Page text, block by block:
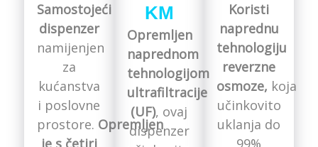
Samostojeći
dispenzer
namijenjen
za
kućanstva
i poslovne
prostore. Opremljen
KM
Opremljen
naprednom
tehnologijom
ultrafiltracije
(UF), ovaj
dispenzer
Koristi
naprednu
tehnologiju
reverzne
osmoze, koja
učinkovito
uklanja do